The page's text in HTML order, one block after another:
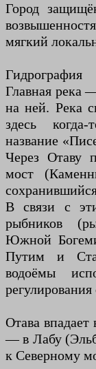
Город
мягкий
Гидрография
Главная река
на ней. Река
здесь
название
Через Отаву
мост
В связи с
рыбников
Южной
Путим и
водоёмы
регулирования
Отава впадает
— в Лабу
к Северному